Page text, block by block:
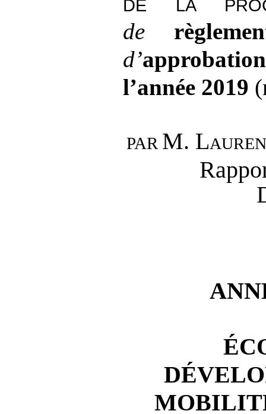
DE LA
de
d’
l’année 2019
PAR M.